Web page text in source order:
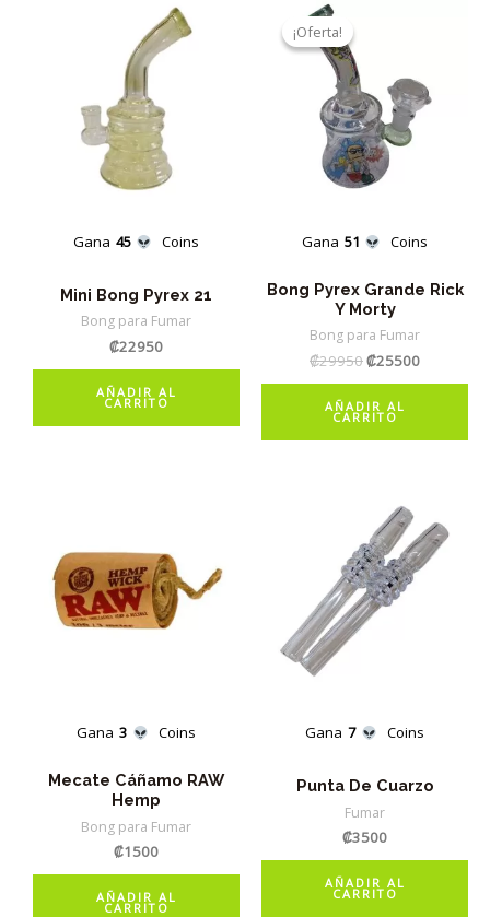
Gana 45 Coins
Mini Bong Pyrex 21
Bong para Fumar
₡22950
AÑADIR AL
CARRITO
¡Oferta!
Gana 51 Coins
¡Oferta!
Bong Pyrex Grande Rick
Y Morty
Bong para Fumar
₡29950El
original
era:
₡25500El
AÑADIR AL
CARRITO
Gana 3 Coins
Mecate Cáñamo RAW
Hemp
Bong para Fumar
₡1500
AÑADIR AL
CARRITO
Gana 7 Coins
Punta De Cuarzo
Fumar
₡3500
AÑADIR AL
CARRITO